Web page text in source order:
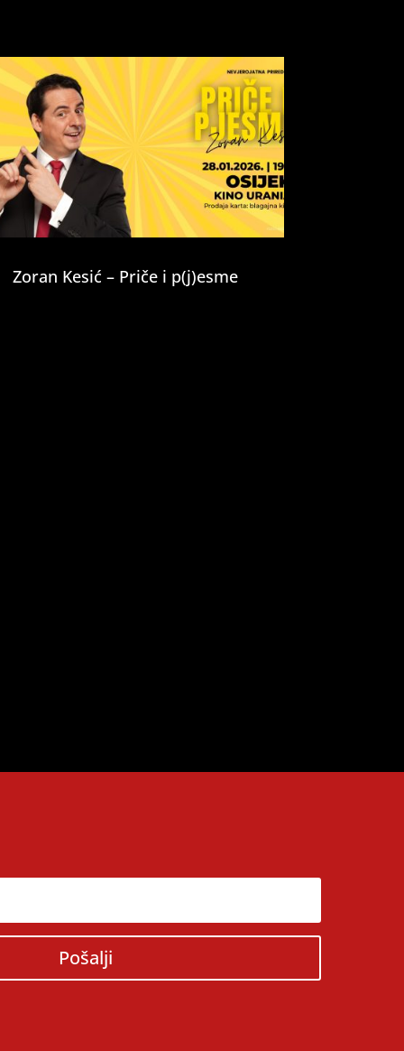
Zoran Kesić – Priče i p(j)esme
Pošalji